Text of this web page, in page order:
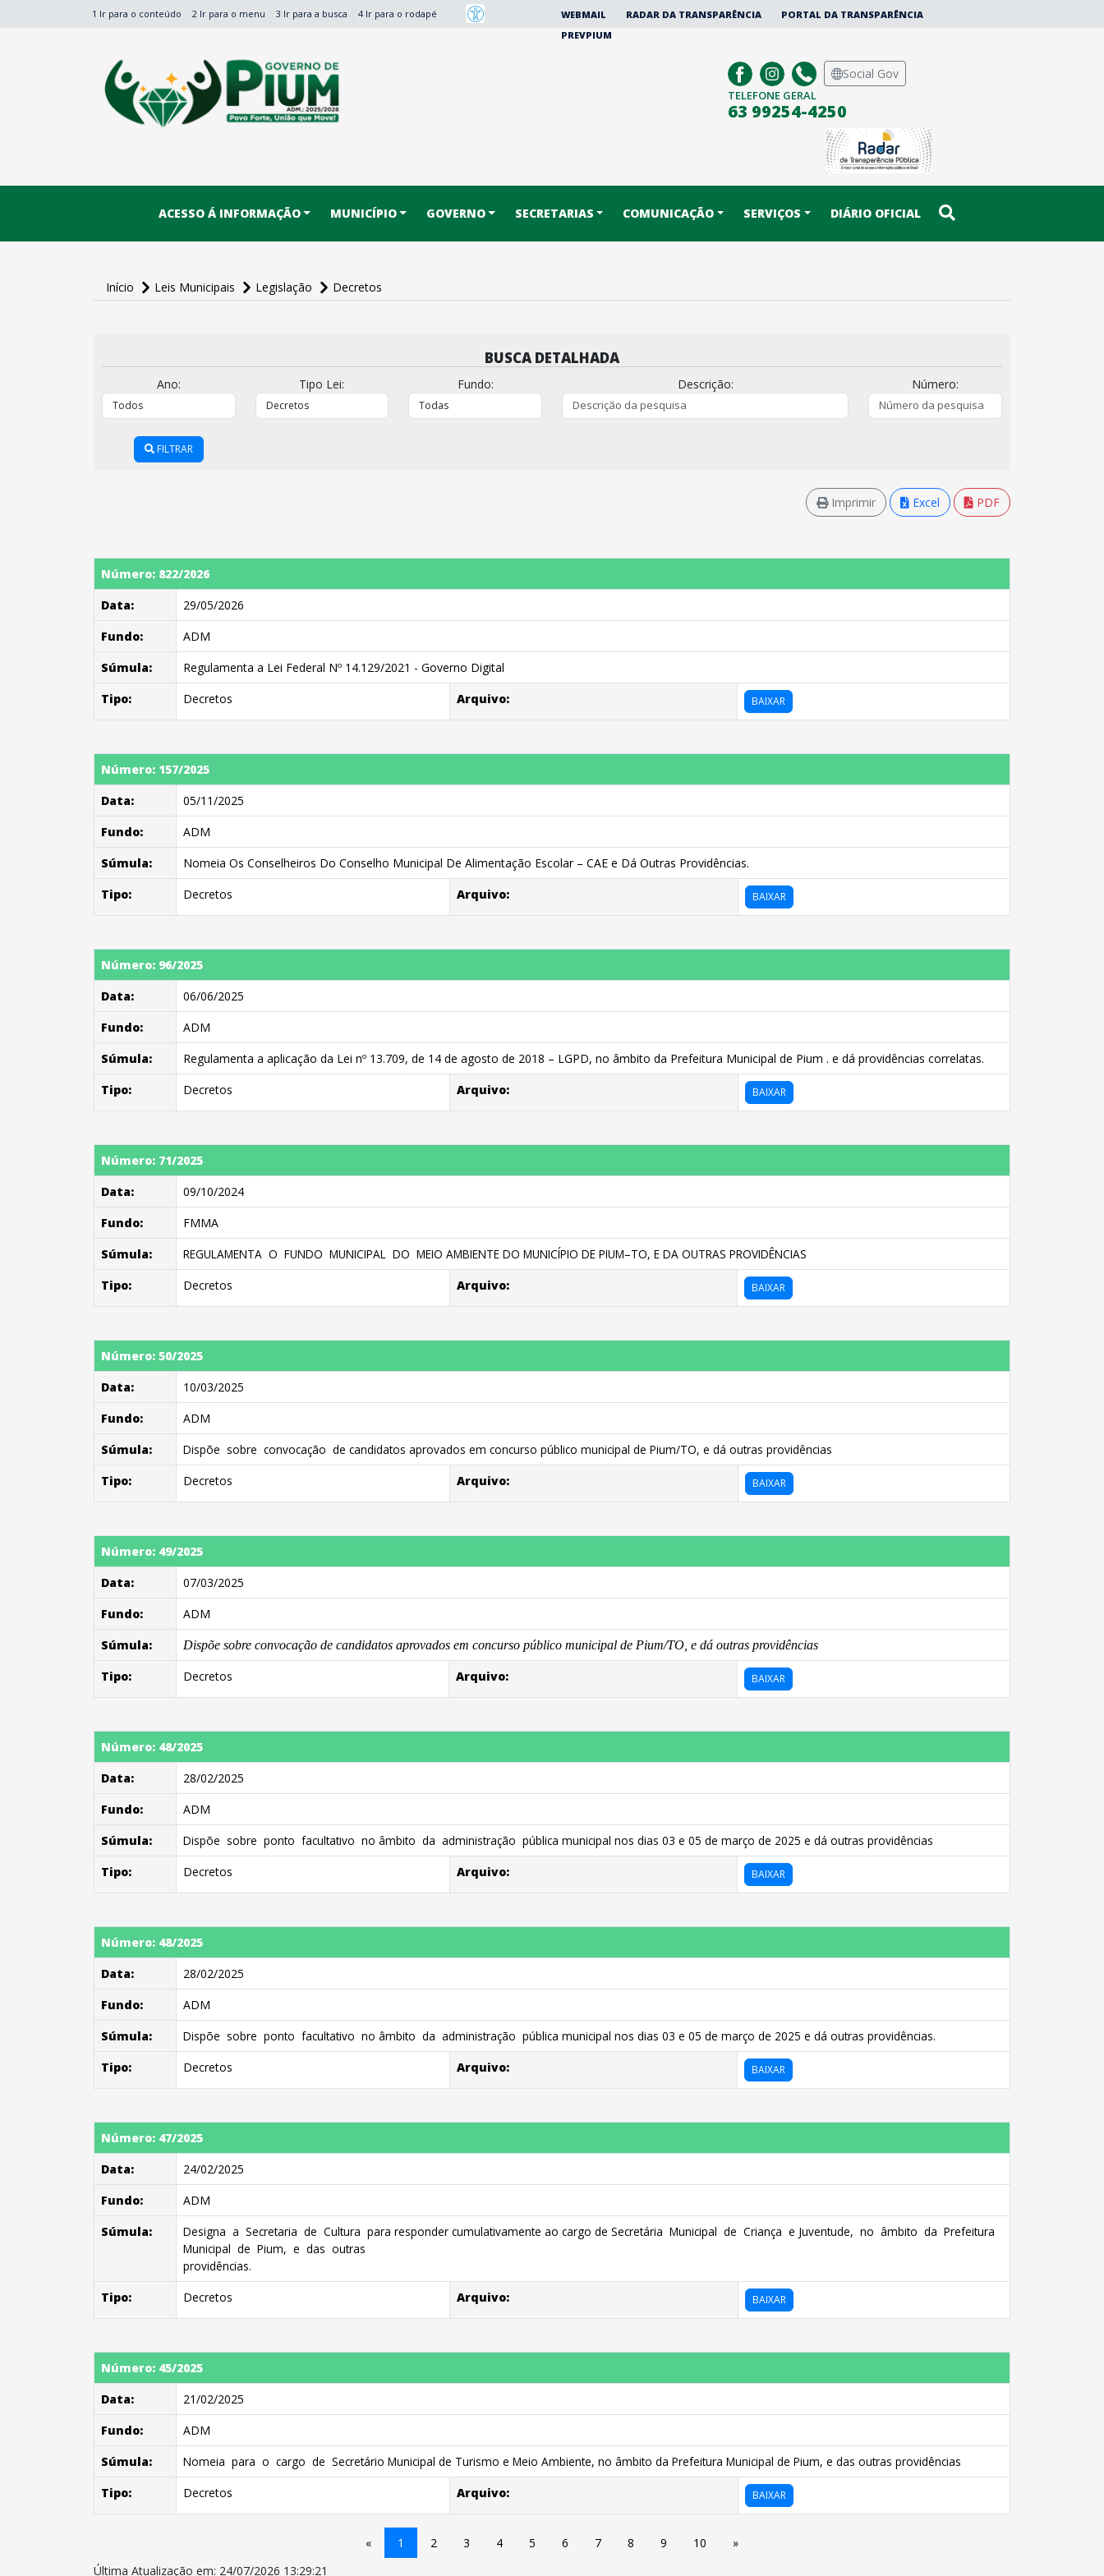
1 Ir para o conteúdo 2 Ir para o menu 3 Ir para a busca 4 Ir para o rodapé WEBMAIL RADAR DA TRANSPARÊNCIA
PORTAL DA TRANSPARÊNCIA
PREVPIUM
Social Gov
TELEFONE GERAL
63 99254-4250
ACESSO Á INFORMAÇÃO MUNICÍPIO GOVERNO SECRETARIAS COMUNICAÇÃO SERVIÇOS DIÁRIO OFICIAL
Início Leis Municipais Legislação
Decretos
BUSCA DETALHADA
Ano: Tipo Lei: Fundo: Descrição: Número:
FILTRAR
Imprimir Excel PDF
Número: 822/2026
Data:
29/05/2026
Fundo:
ADM
Súmula:
Regulamenta a Lei Federal Nº 14.129/2021 - Governo Digital
Tipo:
Decretos Arquivo: BAIXAR
Número: 157/2025
Data:
05/11/2025
Fundo:
ADM
Súmula:
Nomeia Os Conselheiros Do Conselho Municipal De Alimentação Escolar – CAE e Dá Outras Providências.
Tipo:
Decretos Arquivo: BAIXAR
Número: 96/2025
Data:
06/06/2025
Fundo:
ADM
Súmula:
Regulamenta a aplicação da Lei nº 13.709, de 14 de agosto de 2018 – LGPD, no âmbito da Prefeitura Municipal de Pium . e dá providências correlatas.
Tipo:
Decretos Arquivo: BAIXAR
Número: 71/2025
Data:
09/10/2024
Fundo:
FMMA
Súmula:
REGULAMENTA O FUNDO MUNICIPAL DO MEIO AMBIENTE DO MUNICÍPIO DE PIUM–TO, E DA OUTRAS PROVIDÊNCIAS
Tipo:
Decretos Arquivo: BAIXAR
Número: 50/2025
Data:
10/03/2025
Fundo:
ADM
Súmula:
Dispõe sobre convocação de candidatos aprovados em concurso público municipal de Pium/TO, e dá outras providências
Tipo:
Decretos Arquivo: BAIXAR
Número: 49/2025
Data:
07/03/2025
Fundo:
ADM
Súmula:
Dispõe sobre convocação de candidatos aprovados em concurso público municipal de Pium/TO, e dá outras providências
Tipo: Decretos Arquivo: BAIXAR
Número: 48/2025
Data:
28/02/2025
Fundo:
ADM
Súmula:
Dispõe sobre ponto facultativo no âmbito da administração pública municipal nos dias 03 e 05 de março de 2025 e dá outras providências
Tipo:
Decretos Arquivo: BAIXAR
Número: 48/2025
Data:
28/02/2025
Fundo:
ADM
Súmula:
Dispõe sobre ponto facultativo no âmbito da administração pública municipal nos dias 03 e 05 de março de 2025 e dá outras providências.
Tipo:
Decretos Arquivo: BAIXAR
Número: 47/2025
Data:
24/02/2025
Fundo:
ADM
Súmula:
Designa a Secretaria de Cultura para responder cumulativamente ao cargo de Secretária Municipal de Criança e Juventude, no âmbito da Prefeitura
Municipal de Pium, e das outras
providências.
Tipo:
Decretos Arquivo: BAIXAR
Número: 45/2025
Data:
21/02/2025
Fundo:
ADM
Súmula:
Nomeia para o cargo de Secretário Municipal de Turismo e Meio Ambiente, no âmbito da Prefeitura Municipal de Pium, e das outras providências
Tipo:
Decretos Arquivo: BAIXAR
« 1 2 3 4 5 6 7 8 9 10
»
Última Atualização em: 24/07/2026 13:29:21